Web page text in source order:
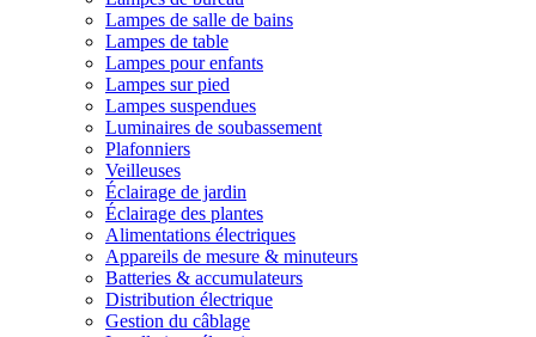
Lampes de salle de bains
Lampes de table
Lampes pour enfants
Lampes sur pied
Lampes suspendues
Luminaires de soubassement
Plafonniers
Veilleuses
Éclairage de jardin
Éclairage des plantes
Alimentations électriques
Appareils de mesure & minuteurs
Batteries & accumulateurs
Distribution électrique
Gestion du câblage